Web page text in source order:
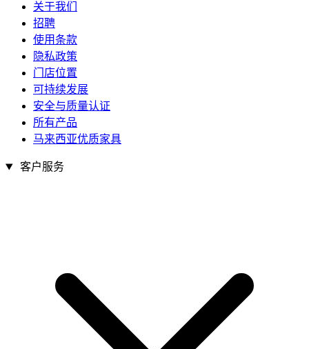
关于我们
招聘
使用条款
隐私政策
门店位置
可持续发展
安全与质量认证
所有产品
马来西亚优质家具
客户服务